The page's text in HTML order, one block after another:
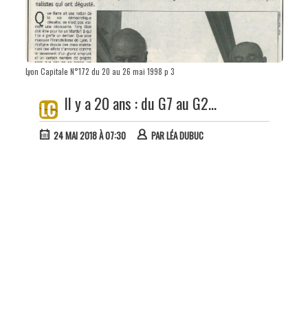
Lyon Capitale N°172 du 20 au 26 mai 1998 p 3
Il y a 20 ans : du G7 au G2...
24 MAI 2018 À 07:30 PARLÉA DUBUC